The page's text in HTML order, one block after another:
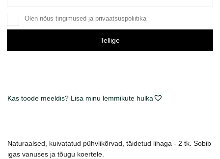
Olen nõus tingimused ja privaatsuspoliitika
Tellige
Kas toode meeldis? Lisa minu lemmikute hulka
Naturaalsed, kuivatatud pühvlikõrvad, täidetud lihaga - 2 tk. Sobib
igas vanuses ja tõugu koertele.